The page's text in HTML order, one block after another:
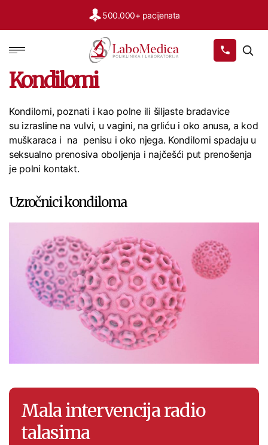
500.000+ pacijenata
Kondilomi
Kondilomi, poznati i kao polne ili šiljaste bradavice
su izrasline na vulvi, u vagini, na grliću i oko anusa, a kod
muškaraca i na penisu i oko njega. Kondilomi spadaju u
seksualno prenosiva oboljenja i najčešći put prenošenja
je polni kontakt.
Uzročnici kondiloma
Mala intervencija radio
talasima